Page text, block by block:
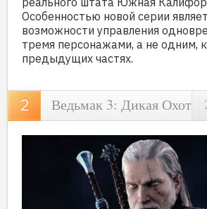
Особенностью новой серии
возможности управления
тремя персонажами, а не одним,
предыдущих частях.
Ведьмак 3: Дикая Охота